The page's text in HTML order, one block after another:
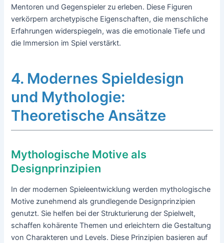
Mentoren und Gegenspieler zu erleben. Diese Figuren
verkörpern archetypische Eigenschaften, die menschliche
Erfahrungen widerspiegeln, was die emotionale Tiefe und
die Immersion im Spiel verstärkt.
4. Modernes Spieldesign
und Mythologie:
Theoretische Ansätze
Mythologische Motive als
Designprinzipien
In der modernen Spieleentwicklung werden mythologische
Motive zunehmend als grundlegende Designprinzipien
genutzt. Sie helfen bei der Strukturierung der Spielwelt,
schaffen kohärente Themen und erleichtern die Gestaltung
von Charakteren und Levels. Diese Prinzipien basieren auf